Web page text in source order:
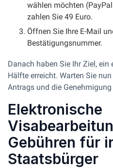
wählen möchten
zahlen Sie 49 Euro.
Öffnen Sie Ihre E-Mail
Bestätigungsnummer.
Danach haben Sie Ihr Ziel, ein
Hälfte erreicht. Warten Sie
Antrags und die
Elektronische
Gebühren für
Staatsbürger